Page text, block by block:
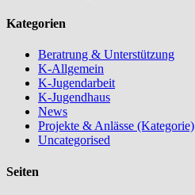
Kategorien
Beratrung & Unterstützung
K-Allgemein
K-Jugendarbeit
K-Jugendhaus
News
Projekte & Anlässe (Kategorie)
Uncategorised
Seiten